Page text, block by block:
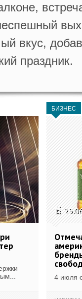
вкус,
праздник.
БИЗНЕС
4 июля